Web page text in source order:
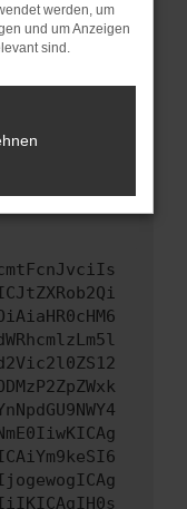
auch dazu
nicht mehr
versucht
Du kannst
bei der
werden, um
und um Anzeigen
sind.